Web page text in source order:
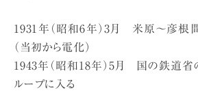
1931年（昭和6年）3月 米原〜彦根
（当初から電化）
1943年（昭和18年）5月 国の鉄道省
ループに入る